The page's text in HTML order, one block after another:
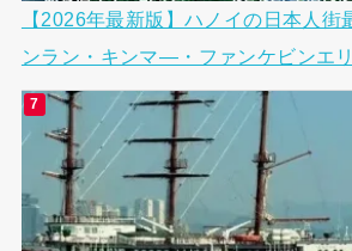
【2026年最新版】ハノイの日本人街
ンラン・キンマ―・ファンケビンエ